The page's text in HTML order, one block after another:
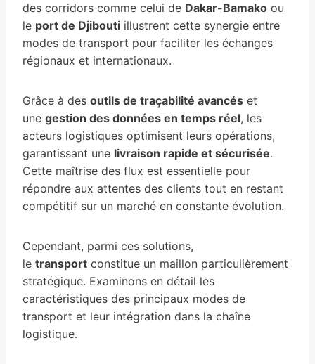
des corridors comme celui de Dakar-Bamako ou
le port de Djibouti illustrent cette synergie entre
modes de transport pour faciliter les échanges
régionaux et internationaux.
Grâce à des outils de traçabilité avancés et
une gestion des données en temps réel, les
acteurs logistiques optimisent leurs opérations,
garantissant une livraison rapide et sécurisée.
Cette maîtrise des flux est essentielle pour
répondre aux attentes des clients tout en restant
compétitif sur un marché en constante évolution.
Cependant, parmi ces solutions,
le transport constitue un maillon particulièrement
stratégique. Examinons en détail les
caractéristiques des principaux modes de
transport et leur intégration dans la chaîne
logistique.